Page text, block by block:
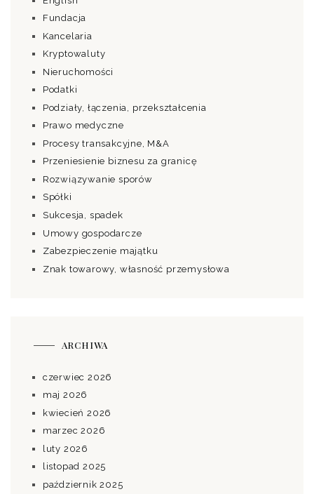
Fundacja
Kancelaria
Kryptowaluty
Nieruchomości
Podatki
Podziały, łączenia, przekształcenia
Prawo medyczne
Procesy transakcyjne, M&A
Przeniesienie biznesu za granicę
Rozwiązywanie sporów
Spółki
Sukcesja, spadek
Umowy gospodarcze
Zabezpieczenie majątku
Znak towarowy, własność przemysłowa
ARCHIWA
czerwiec 2026
maj 2026
kwiecień 2026
marzec 2026
luty 2026
listopad 2025
październik 2025